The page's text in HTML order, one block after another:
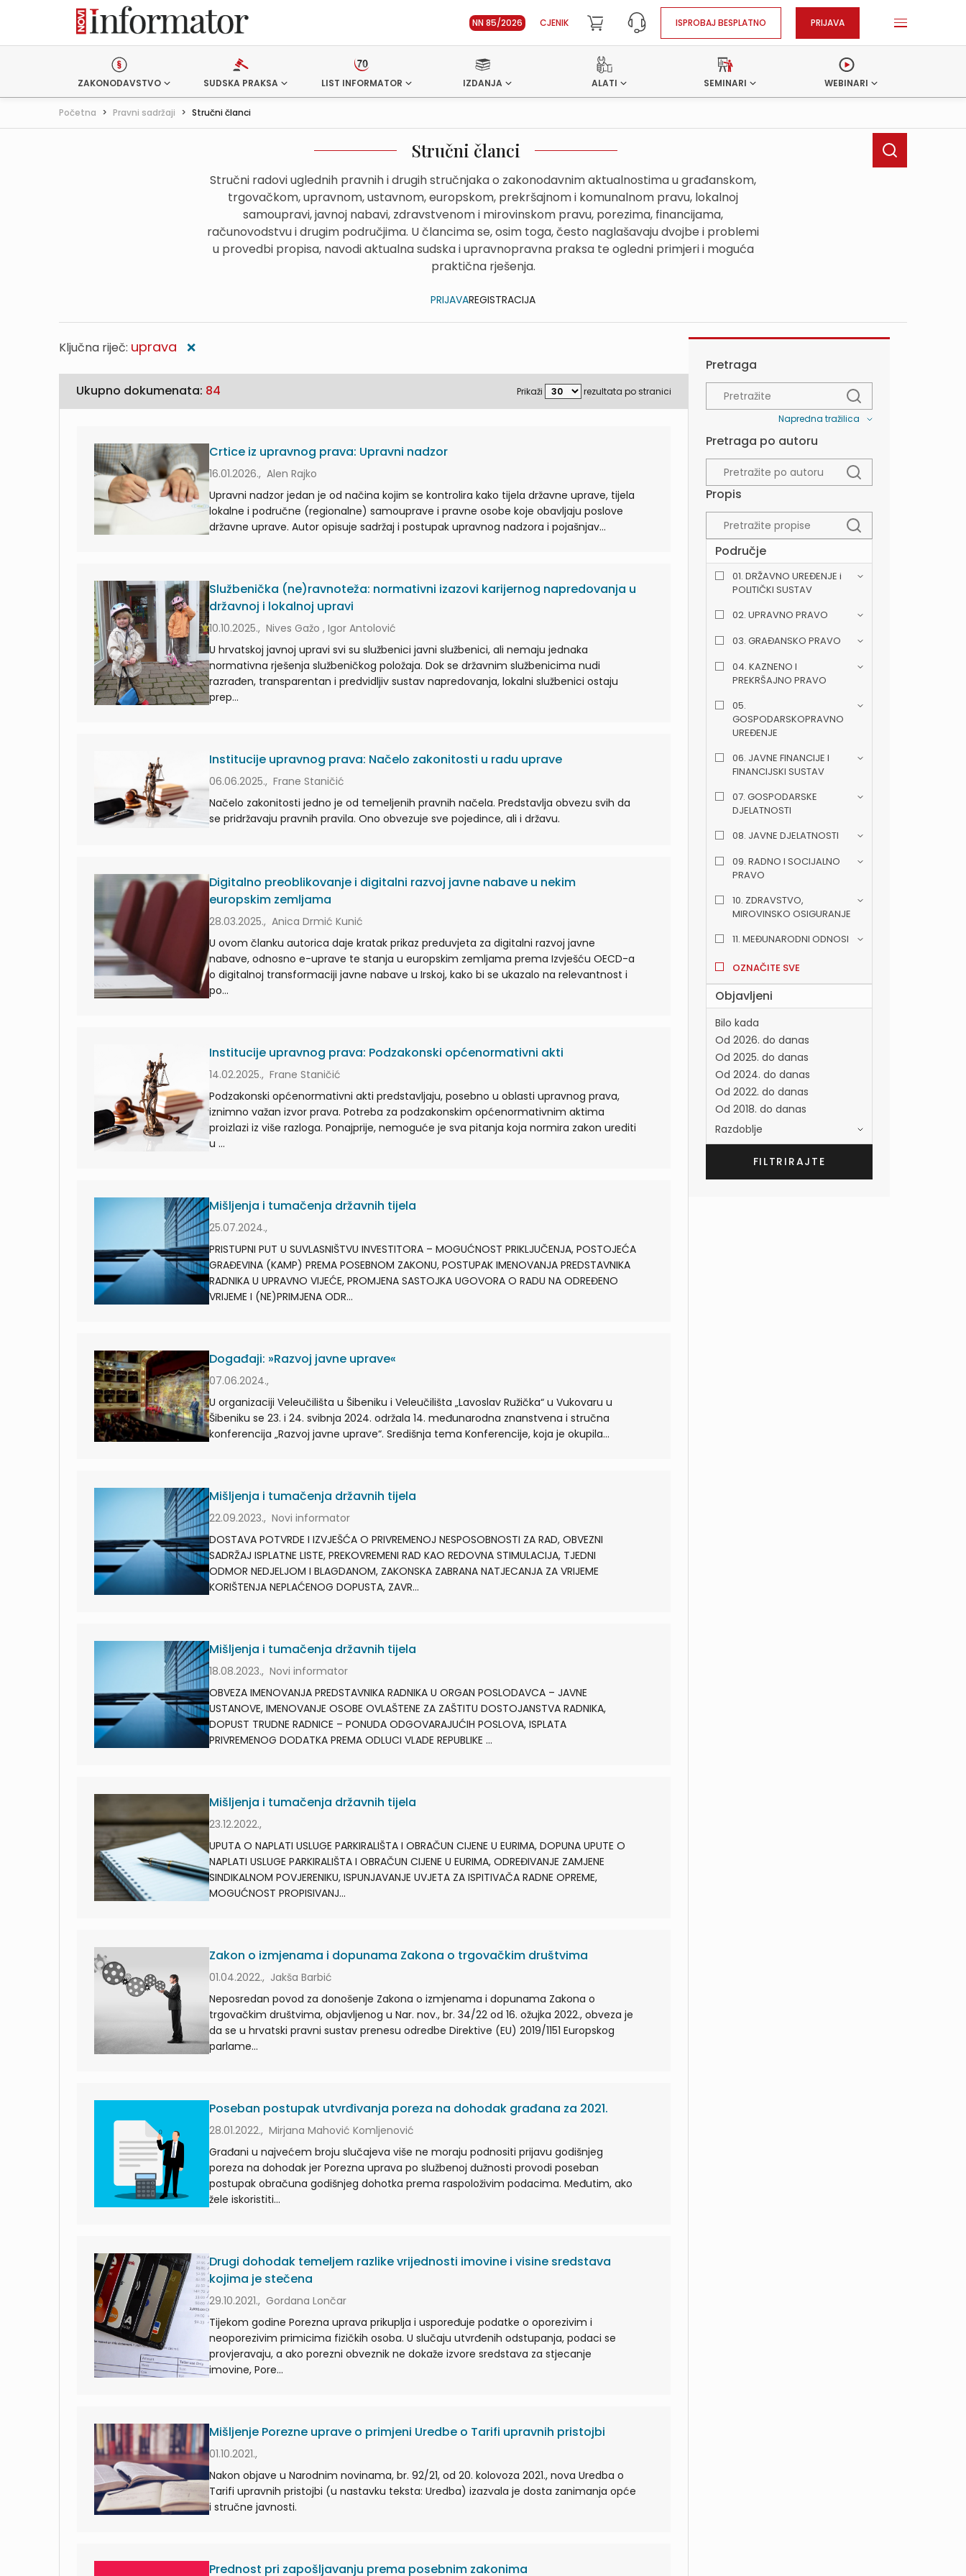
NN 85/2026 CJENIK ISPROBAJ BESPLATNO PRIJAVA
ZAKONODAVSTVO SUDSKA PRAKSA LIST INFORMATOR IZDANJA ALATI SEMINARI WEBINARI
Početna > Pravni sadržaji > Stručni članci
Stručni članci
Stručni radovi uglednih pravnih i drugih stručnjaka o zakonodavnim aktualnostima u građanskom,
trgovačkom, upravnom, ustavnom, europskom, prekršajnom i komunalnom pravu, lokalnoj
samoupravi, javnoj nabavi, zdravstvenom i mirovinskom pravu, porezima, financijama,
računovodstvu i drugim područjima. U člancima se, osim toga, često naglašavaju dvojbe i problemi
u provedbi propisa, navodi aktualna sudska i upravnopravna praksa te ogledni primjeri i moguća
praktična rješenja.
PRIJAVAREGISTRACIJA
Ključna riječ: uprava ❌
Ukupno dokumenata: 84 Prikaži rezultata po stranici
Crtice iz upravnog prava: Upravni nadzor
16.01.2026., Alen Rajko
Upravni nadzor jedan je od načina kojim se kontrolira kako tijela državne uprave, tijela
lokalne i područne (regionalne) samouprave i pravne osobe koje obavljaju poslove
državne uprave. Autor opisuje sadržaj i postupak upravnog nadzora i pojašnjav...
Službenička (ne)ravnoteža: normativni izazovi karijernog napredovanja u
državnoj i lokalnoj upravi
10.10.2025., Nives Gažo , Igor Antolović
U hrvatskoj javnoj upravi svi su službenici javni službenici, ali nemaju jednaka
normativna rješenja službeničkog položaja. Dok se državnim službenicima nudi
razrađen, transparentan i predvidljiv sustav napredovanja, lokalni službenici ostaju
prep...
Institucije upravnog prava: Načelo zakonitosti u radu uprave
06.06.2025., Frane Staničić
Načelo zakonitosti jedno je od temeljenih pravnih načela. Predstavlja obvezu svih da
se pridržavaju pravnih pravila. Ono obvezuje sve pojedince, ali i državu.
Digitalno preoblikovanje i digitalni razvoj javne nabave u nekim
europskim zemljama
28.03.2025., Anica Drmić Kunić
U ovom članku autorica daje kratak prikaz preduvjeta za digitalni razvoj javne
nabave, odnosno e-uprave te stanja u europskim zemljama prema Izvješću OECD-a
o digitalnoj transformaciji javne nabave u Irskoj, kako bi se ukazalo na relevantnost i
po...
Institucije upravnog prava: Podzakonski općenormativni akti
14.02.2025., Frane Staničić
Podzakonski općenormativni akti predstavljaju, posebno u oblasti upravnog prava,
iznimno važan izvor prava. Potreba za podzakonskim općenormativnim aktima
proizlazi iz više razloga. Ponajprije, nemoguće je sva pitanja koja normira zakon urediti
u ...
Mišljenja i tumačenja državnih tijela
25.07.2024.,
PRISTUPNI PUT U SUVLASNIŠTVU INVESTITORA – MOGUĆNOST PRIKLJUČENJA, POSTOJEĆA
GRAĐEVINA (KAMP) PREMA POSEBNOM ZAKONU, POSTUPAK IMENOVANJA PREDSTAVNIKA
RADNIKA U UPRAVNO VIJEĆE, PROMJENA SASTOJKA UGOVORA O RADU NA ODREĐENO
VRIJEME I (NE)PRIMJENA ODR...
Događaji: »Razvoj javne uprave«
07.06.2024.,
U organizaciji Veleučilišta u Šibeniku i Veleučilišta „Lavoslav Ružička“ u Vukovaru u
Šibeniku se 23. i 24. svibnja 2024. održala 14. međunarodna znanstvena i stručna
konferencija „Razvoj javne uprave“. Središnja tema Konferencije, koja je okupila...
Mišljenja i tumačenja državnih tijela
22.09.2023., Novi informator
DOSTAVA POTVRDE I IZVJEŠĆA O PRIVREMENOJ NESPOSOBNOSTI ZA RAD, OBVEZNI
SADRŽAJ ISPLATNE LISTE, PREKOVREMENI RAD KAO REDOVNA STIMULACIJA, TJEDNI
ODMOR NEDJELJOM I BLAGDANOM, ZAKONSKA ZABRANA NATJECANJA ZA VRIJEME
KORIŠTENJA NEPLAĆENOG DOPUSTA, ZAVR...
Mišljenja i tumačenja državnih tijela
18.08.2023., Novi informator
OBVEZA IMENOVANJA PREDSTAVNIKA RADNIKA U ORGAN POSLODAVCA – JAVNE
USTANOVE, IMENOVANJE OSOBE OVLAŠTENE ZA ZAŠTITU DOSTOJANSTVA RADNIKA,
DOPUST TRUDNE RADNICE – PONUDA ODGOVARAJUĆIH POSLOVA, ISPLATA
PRIVREMENOG DODATKA PREMA ODLUCI VLADE REPUBLIKE ...
Mišljenja i tumačenja državnih tijela
23.12.2022.,
UPUTA O NAPLATI USLUGE PARKIRALIŠTA I OBRAČUN CIJENE U EURIMA, DOPUNA UPUTE O
NAPLATI USLUGE PARKIRALIŠTA I OBRAČUN CIJENE U EURIMA, ODREĐIVANJE ZAMJENE
SINDIKALNOM POVJERENIKU, ISPUNJAVANJE UVJETA ZA ISPITIVAČA RADNE OPREME,
MOGUĆNOST PROPISIVANJ...
Zakon o izmjenama i dopunama Zakona o trgovačkim društvima
01.04.2022., Jakša Barbić
Neposredan povod za donošenje Zakona o izmjenama i dopunama Zakona o
trgovačkim društvima, objavljenog u Nar. nov., br. 34/22 od 16. ožujka 2022., obveza je
da se u hrvatski pravni sustav prenesu odredbe Direktive (EU) 2019/1151 Europskog
parlame...
Poseban postupak utvrđivanja poreza na dohodak građana za 2021.
28.01.2022., Mirjana Mahović Komljenović
Građani u najvećem broju slučajeva više ne moraju podnositi prijavu godišnjeg
poreza na dohodak jer Porezna uprava po službenoj dužnosti provodi poseban
postupak obračuna godišnjeg dohotka prema raspoloživim podacima. Međutim, ako
žele iskoristiti...
Drugi dohodak temeljem razlike vrijednosti imovine i visine sredstava
kojima je stečena
29.10.2021., Gordana Lončar
Tijekom godine Porezna uprava prikuplja i uspoređuje podatke o oporezivim i
neoporezivim primicima fizičkih osoba. U slučaju utvrđenih odstupanja, podaci se
provjeravaju, a ako porezni obveznik ne dokaže izvore sredstava za stjecanje
imovine, Pore...
Mišljenje Porezne uprave o primjeni Uredbe o Tarifi upravnih pristojbi
01.10.2021.,
Nakon objave u Narodnim novinama, br. 92/21, od 20. kolovoza 2021., nova Uredba o
Tarifi upravnih pristojbi (u nastavku teksta: Uredba) izazvala je dosta zanimanja opće
i stručne javnosti.
Prednost pri zapošljavanju prema posebnim zakonima
Pretraga
Napredna tražilica
Pretraga po autoru
Propis
Područje
01. DRŽAVNO UREĐENJE i
POLITIČKI SUSTAV
02. UPRAVNO PRAVO
03. GRAĐANSKO PRAVO
04. KAZNENO I
PREKRŠAJNO PRAVO
05.
GOSPODARSKOPRAVNO
UREĐENJE
06. JAVNE FINANCIJE I
FINANCIJSKI SUSTAV
07. GOSPODARSKE
DJELATNOSTI
08. JAVNE DJELATNOSTI
09. RADNO I SOCIJALNO
PRAVO
10. ZDRAVSTVO,
MIROVINSKO OSIGURANJE
11. MEĐUNARODNI ODNOSI
OZNAČITE SVE
Objavljeni
Bilo kada
Od 2026. do danas
Od 2025. do danas
Od 2024. do danas
Od 2022. do danas
Od 2018. do danas
Razdoblje